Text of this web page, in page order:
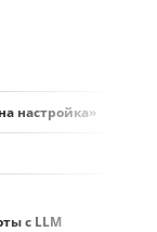
настройка»
с LLM